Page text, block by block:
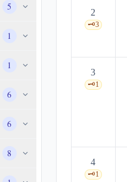
5
1
1
6
6
8
2
🗝️3
3
🗝️1
4
🗝️1